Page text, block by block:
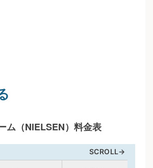
ム（NIELSEN）料金表
SCROLL→